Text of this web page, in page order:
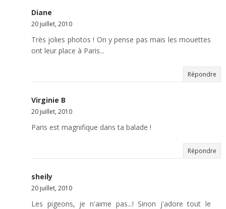
Diane
20 juillet, 2010
Très jolies photos ! On y pense pas mais les mouettes
ont leur place à Paris...
Répondre
Virginie B
20 juillet, 2010
Paris est magnifique dans ta balade !
Répondre
sheily
20 juillet, 2010
Les pigeons, je n'aime pas...! Sinon j'adore tout le